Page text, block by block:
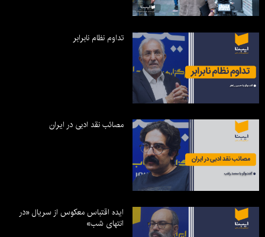
تداوم نظام نابرابر
مصائب نقد ادبی در ایران
ایده اقتباس معکوس از سریال «در
انتهای شب»